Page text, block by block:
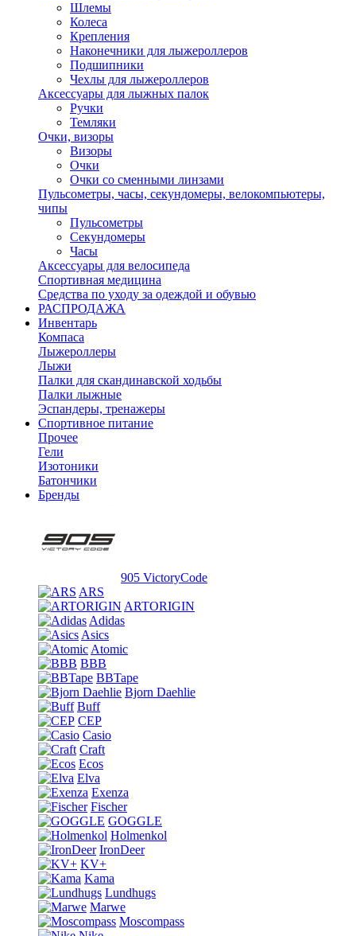
Шлемы
Колеса
Крепления
Наконечники для лыжероллеров
Подшипники
Чехлы для лыжероллеров
Аксессуары для лыжных палок
Ручки
Темляки
Очки, визоры
Визоры
Очки
Очки со сменными линзами
Пульсометры, часы, секундомеры, велокомпьютеры,
чипы
Пульсометры
Секундомеры
Часы
Аксессуары для велосипеда
Спортивная медицина
Средства по уходу за одеждой и обувью
РАСПРОДАЖА
Инвентарь
Компаса
Лыжероллеры
Лыжи
Палки для скандинавской ходьбы
Палки лыжные
Эспандеры, тренажеры
Спортивное питание
Прочее
Гели
Изотоники
Батончики
Бренды
905 VictoryCode
ARS
ARTORIGIN
Adidas
Asics
Atomic
BBB
BBTape
Bjorn Daehlie
Buff
CEP
Casio
Craft
Ecos
Elva
Exenza
Fischer
GOGGLE
Holmenkol
IronDeer
KV+
Kama
Lundhugs
Marwe
Moscompass